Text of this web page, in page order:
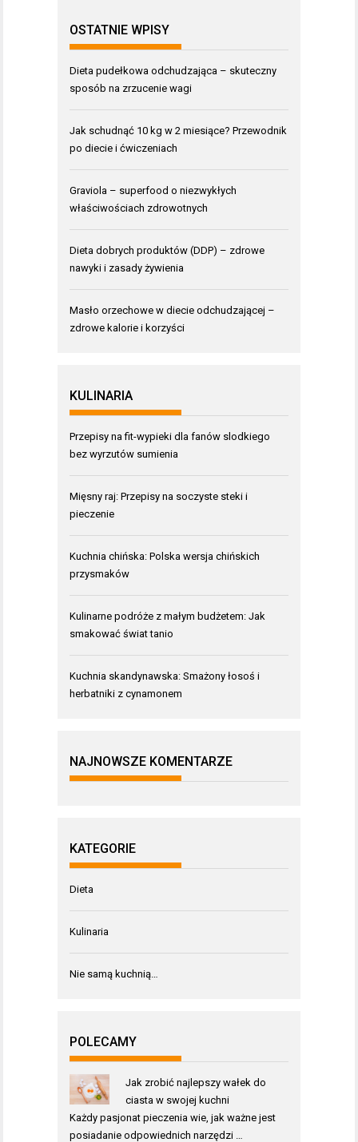
OSTATNIE WPISY
Dieta pudełkowa odchudzająca – skuteczny
sposób na zrzucenie wagi
Jak schudnąć 10 kg w 2 miesiące? Przewodnik
po diecie i ćwiczeniach
Graviola – superfood o niezwykłych
właściwościach zdrowotnych
Dieta dobrych produktów (DDP) – zdrowe
nawyki i zasady żywienia
Masło orzechowe w diecie odchudzającej –
zdrowe kalorie i korzyści
KULINARIA
Przepisy na fit-wypieki dla fanów slodkiego
bez wyrzutów sumienia
Mięsny raj: Przepisy na soczyste steki i
pieczenie
Kuchnia chińska: Polska wersja chińskich
przysmaków
Kulinarne podróże z małym budżetem: Jak
smakować świat tanio
Kuchnia skandynawska: Smażony łosoś i
herbatniki z cynamonem
NAJNOWSZE KOMENTARZE
KATEGORIE
Dieta
Kulinaria
Nie samą kuchnią…
POLECAMY
Jak zrobić najlepszy wałek do
ciasta w swojej kuchni
Każdy pasjonat pieczenia wie, jak ważne jest
posiadanie odpowiednich narzędzi …